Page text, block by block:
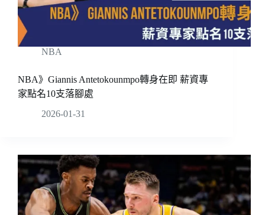
NBA
NBA》Giannis Antetokounmpo轉身在即 薪資專
家點名10支落腳處
2026-01-31